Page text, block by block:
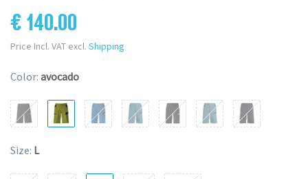
€ 140.00
Price Incl. VAT excl. Shipping
Color: avocado
Size: L